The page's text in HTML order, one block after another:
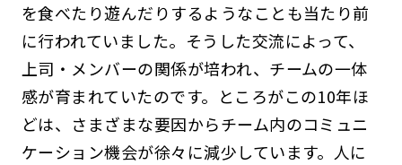
を食べたり遊んだりするようなことも当たり前
に行われていました。そうした交流によって、
上司・メンバーの関係が培われ、チームの一体
感が育まれていたのです。ところがこの10年ほ
どは、さまざまな要因からチーム内のコミュニ
ケーション機会が徐々に減少しています。人に